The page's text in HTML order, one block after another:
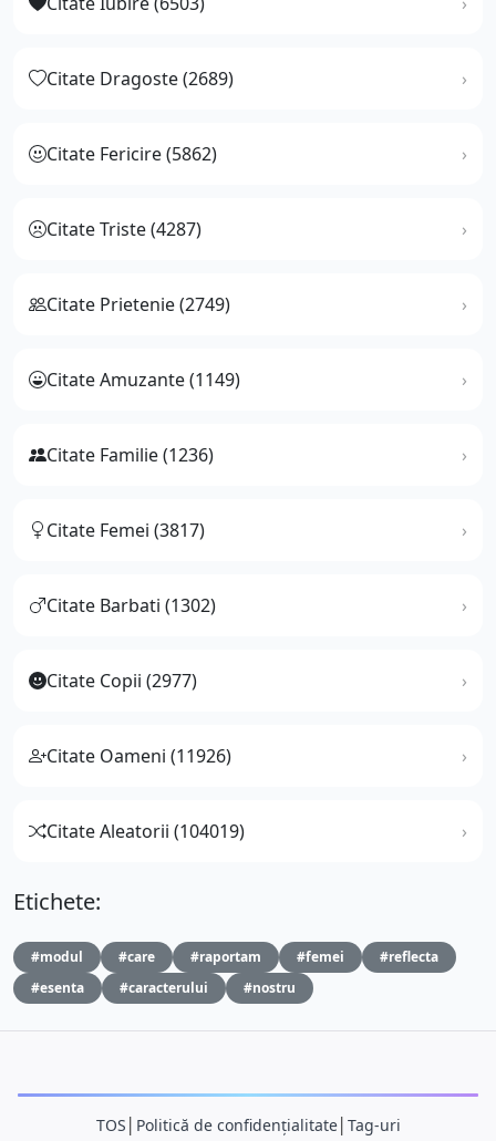
Citate Dragoste (2689)
Citate Fericire (5862)
Citate Triste (4287)
Citate Prietenie (2749)
Citate Amuzante (1149)
Citate Familie (1236)
Citate Femei (3817)
Citate Barbati (1302)
Citate Copii (2977)
Citate Oameni (11926)
Citate Aleatorii (104019)
Etichete:
#modul #care #raportam #femei
#reflecta
#esenta
#caracterului #nostru
TOS Politică de confidențialitate│ Tag-uri